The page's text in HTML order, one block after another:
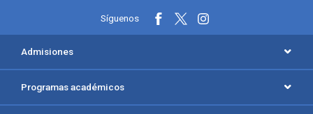
Síguenos
Menú principal del footer
Admisiones
Programas académicos